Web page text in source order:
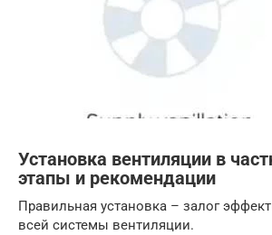
Установка вентиляции в
этапы и рекомендации
Правильная установка – залог
всей системы вентиляции.